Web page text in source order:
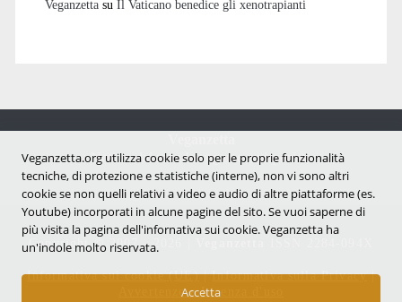
Veganzettasu Il Vaticano benedice gli xenotrapianti
Notizie dal mondo vegan e antispecista
Copyright © 2007 - 2026 |
Informativa sui cookie (UE)|Informativa sulla Privacy|
Avvertenze e Licenza d'uso
Veganzetta.org utilizza cookie solo per le proprie funzionalità
tecniche, di protezione e statistiche (interne), non vi sono altri
cookie se non quelli relativi a video e audio di altre piattaforme (es.
Youtube) incorporati in alcune pagine del sito. Se vuoi saperne di
più visita la pagina dell'infornativa sui cookie. Veganzetta ha
un'indole molto riservata.
Accetta